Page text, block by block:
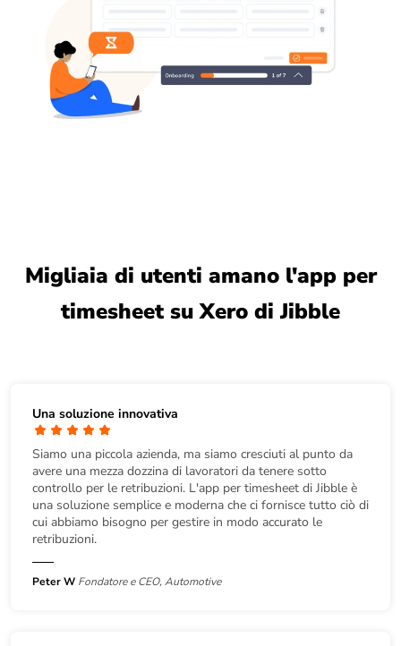
Migliaia di utenti amano l'app per
timesheet su Xero di Jibble
Una soluzione innovativa
Siamo una piccola azienda, ma siamo cresciuti al punto da
avere una mezza dozzina di lavoratori da tenere sotto
controllo per le retribuzioni. L'app per timesheet di Jibble è
una soluzione semplice e moderna che ci fornisce tutto ciò di
cui abbiamo bisogno per gestire in modo accurato le
retribuzioni.
Peter W Fondatore e CEO, Automotive